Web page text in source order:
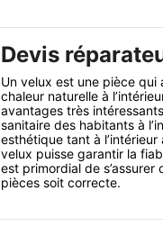
Devis
Un velux est une pièce
chaleur naturelle à
avantages très
sanitaire des habitants à
esthétique tant à l’intérieur
velux puisse garantir la
est primordial de
pièces soit correcte.